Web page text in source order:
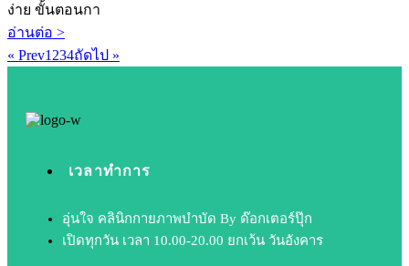
ง่าย ขั้นตอนกา
อ่านต่อ >
« Prev1234ถัดไป »
เวลาทำการ
อุ่นใจ คลินิกกายภาพบำบัด By ด๊อกเตอร์ปุ๊ก
เปิดทุกวัน เวลา 10.00-20.00 ยกเว้น วันอังคาร​